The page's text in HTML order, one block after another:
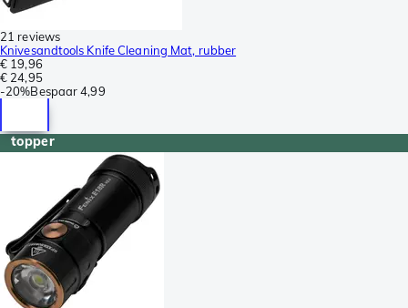
21 reviews
Knivesandtools Knife Cleaning Mat, rubber
€ 19,96
€ 24,95
-20%Bespaar 4,99
topper